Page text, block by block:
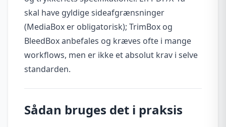
skal have gyldige sideafgrænsninger
(MediaBox er obligatorisk); TrimBox og
BleedBox anbefales og kræves ofte i mange
workflows, men er ikke et absolut krav i selve
standarden.
Sådan bruges det i praksis